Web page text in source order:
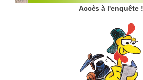
Accès à l'enquête !